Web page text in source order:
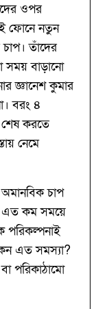
ওপর
ফোনে নতুন
তাঁদের
সময় বাড়ানো
জ্ঞানেশ কুমার
বরং ৪
শেষ করতে
নেমে
চাপ
এত কম সময়ে
পরিকল্পনাই
এত সমস্যা?
পরিকাঠামো